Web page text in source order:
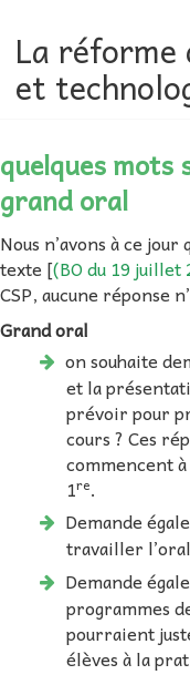
La réforme
et
quelques mots
grand oral
Nous n’avons à ce
texte [(BO du 19 juillet
CSP, aucune réponse
Grand oral
on souhaite
et la
prévoir pour
cours ? Ces
commencent
1re.
Demande
travailler
Demande
programmes
pourraient
élèves à la